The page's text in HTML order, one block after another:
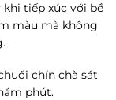
khi tiếp xúc với bề
màu mà không
chín chà sát
phút.